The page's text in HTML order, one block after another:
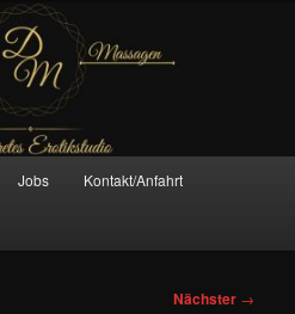
And More
Jobs Kontakt/Anfahrt
Nächster →